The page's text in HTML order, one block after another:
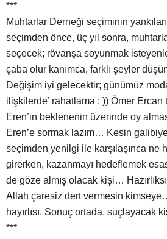
***
Muhtarlar Derneği seçiminin
seçimden önce, üç yıl sonra,
seçecek; rövanşa soyunmak
çaba olur kanımca, farklı şeyler
Değişim iyi gelecektir; günümüz
ilişkilerde’ rahatlama : )) Ömer Ercan
Eren’in beklenenin üzerinde oy
Eren’e sormak lazım… Kesin
seçimden yenilgi ile karşılaşınca ne
girerken, kazanmayı hedeflemek
de göze almış olacak kişi…
Allah çaresiz dert vermesin
hayırlısı. Sonuç ortada, suçlayacak
***